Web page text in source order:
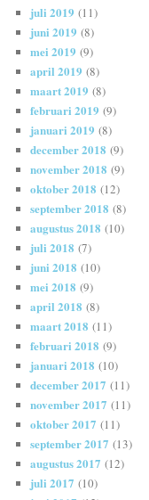
juli 2019 (11)
juni 2019 (8)
mei 2019 (9)
april 2019 (8)
maart 2019 (8)
februari 2019 (9)
januari 2019 (8)
december 2018 (9)
november 2018 (9)
oktober 2018 (12)
september 2018 (8)
augustus 2018 (10)
juli 2018 (7)
juni 2018 (10)
mei 2018 (9)
april 2018 (8)
maart 2018 (11)
februari 2018 (9)
januari 2018 (10)
december 2017 (11)
november 2017 (11)
oktober 2017 (11)
september 2017 (13)
augustus 2017 (12)
juli 2017 (10)